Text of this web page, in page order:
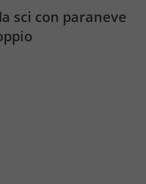
sci con paraneve